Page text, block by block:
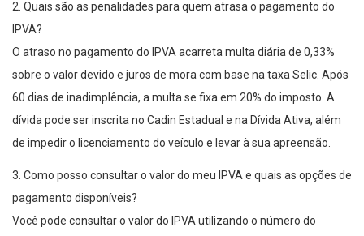
2. Quais são as penalidades para quem atrasa o pagamento do
IPVA?
O atraso no pagamento do IPVA acarreta multa diária de 0,33%
sobre o valor devido e juros de mora com base na taxa Selic. Após
60 dias de inadimplência, a multa se fixa em 20% do imposto. A
dívida pode ser inscrita no Cadin Estadual e na Dívida Ativa, além
de impedir o licenciamento do veículo e levar à sua apreensão.
3. Como posso consultar o valor do meu IPVA e quais as opções de
pagamento disponíveis?
Você pode consultar o valor do IPVA utilizando o número do